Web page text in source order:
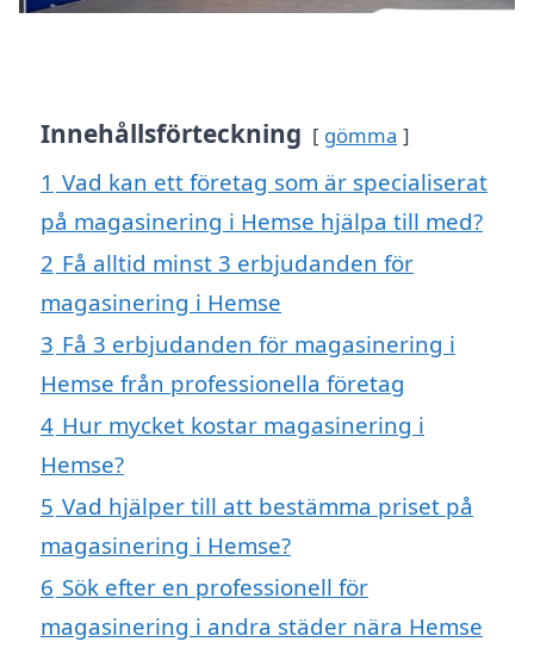
Innehållsförteckning gömma
1 Vad kan ett företag som är specialiserat
på magasinering i Hemse hjälpa till med?
2 Få alltid minst 3 erbjudanden för
magasinering i Hemse
3 Få 3 erbjudanden för magasinering i
Hemse från professionella företag
4 Hur mycket kostar magasinering i
Hemse?
5 Vad hjälper till att bestämma priset på
magasinering i Hemse?
6 Sök efter en professionell för
magasinering i andra städer nära Hemse